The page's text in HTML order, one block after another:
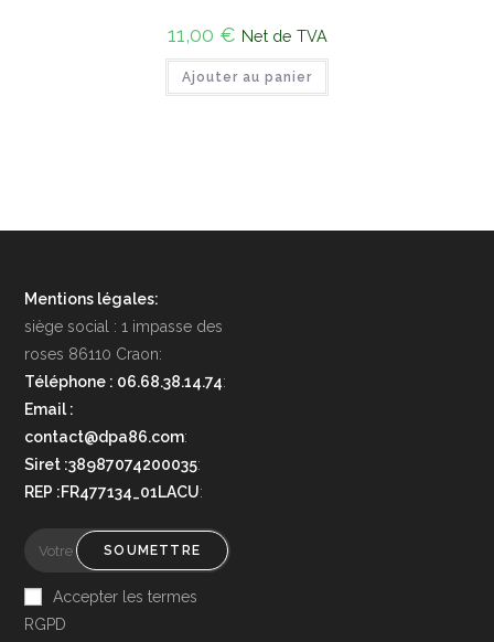
11,00 € Net de TVA
Ajouter au panier
Mentions légales:
siège social : 1 impasse des
roses 86110 Craon:
Téléphone : 06.68.38.14.74:
Email :
contact@dpa86.com:
Siret :38987074200035:
REP :FR477134_01LACU:
SOUMETTRE
Accepter les termes
RGPD